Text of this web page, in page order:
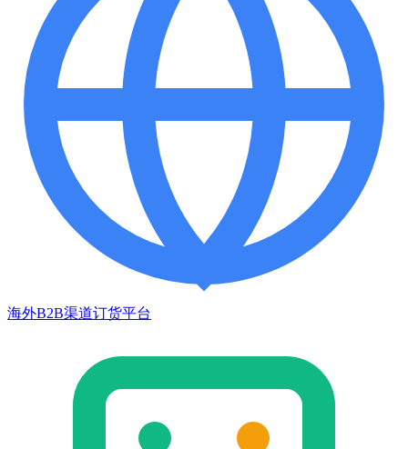
海外B2B渠道订货平台